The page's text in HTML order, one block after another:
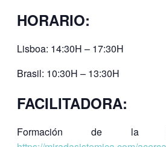
HORARIO:
Lisboa: 14:30H – 17:30H
Brasil: 10:30H – 13:30H
FACILITADORA:
Formación de la